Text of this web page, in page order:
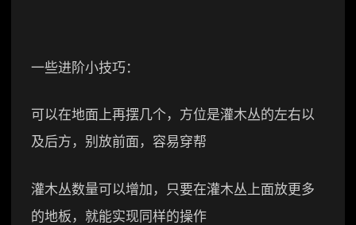
一些进阶小技巧：
可以在地面上再摆几个，方位是灌木丛的左右以
及后方，别放前面，容易穿帮
灌木丛数量可以增加，只要在灌木丛上面放更多
的地板，就能实现同样的操作